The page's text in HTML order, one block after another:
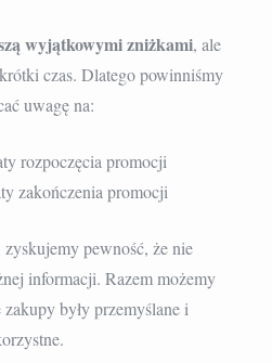
wyjątkowymi zniżkami, ale
czas. Dlatego powinniśmy
uwagę na:
rozpoczęcia promocji
zakończenia promocji
pewność, że nie
informacji. Razem możemy
były przemyślane i